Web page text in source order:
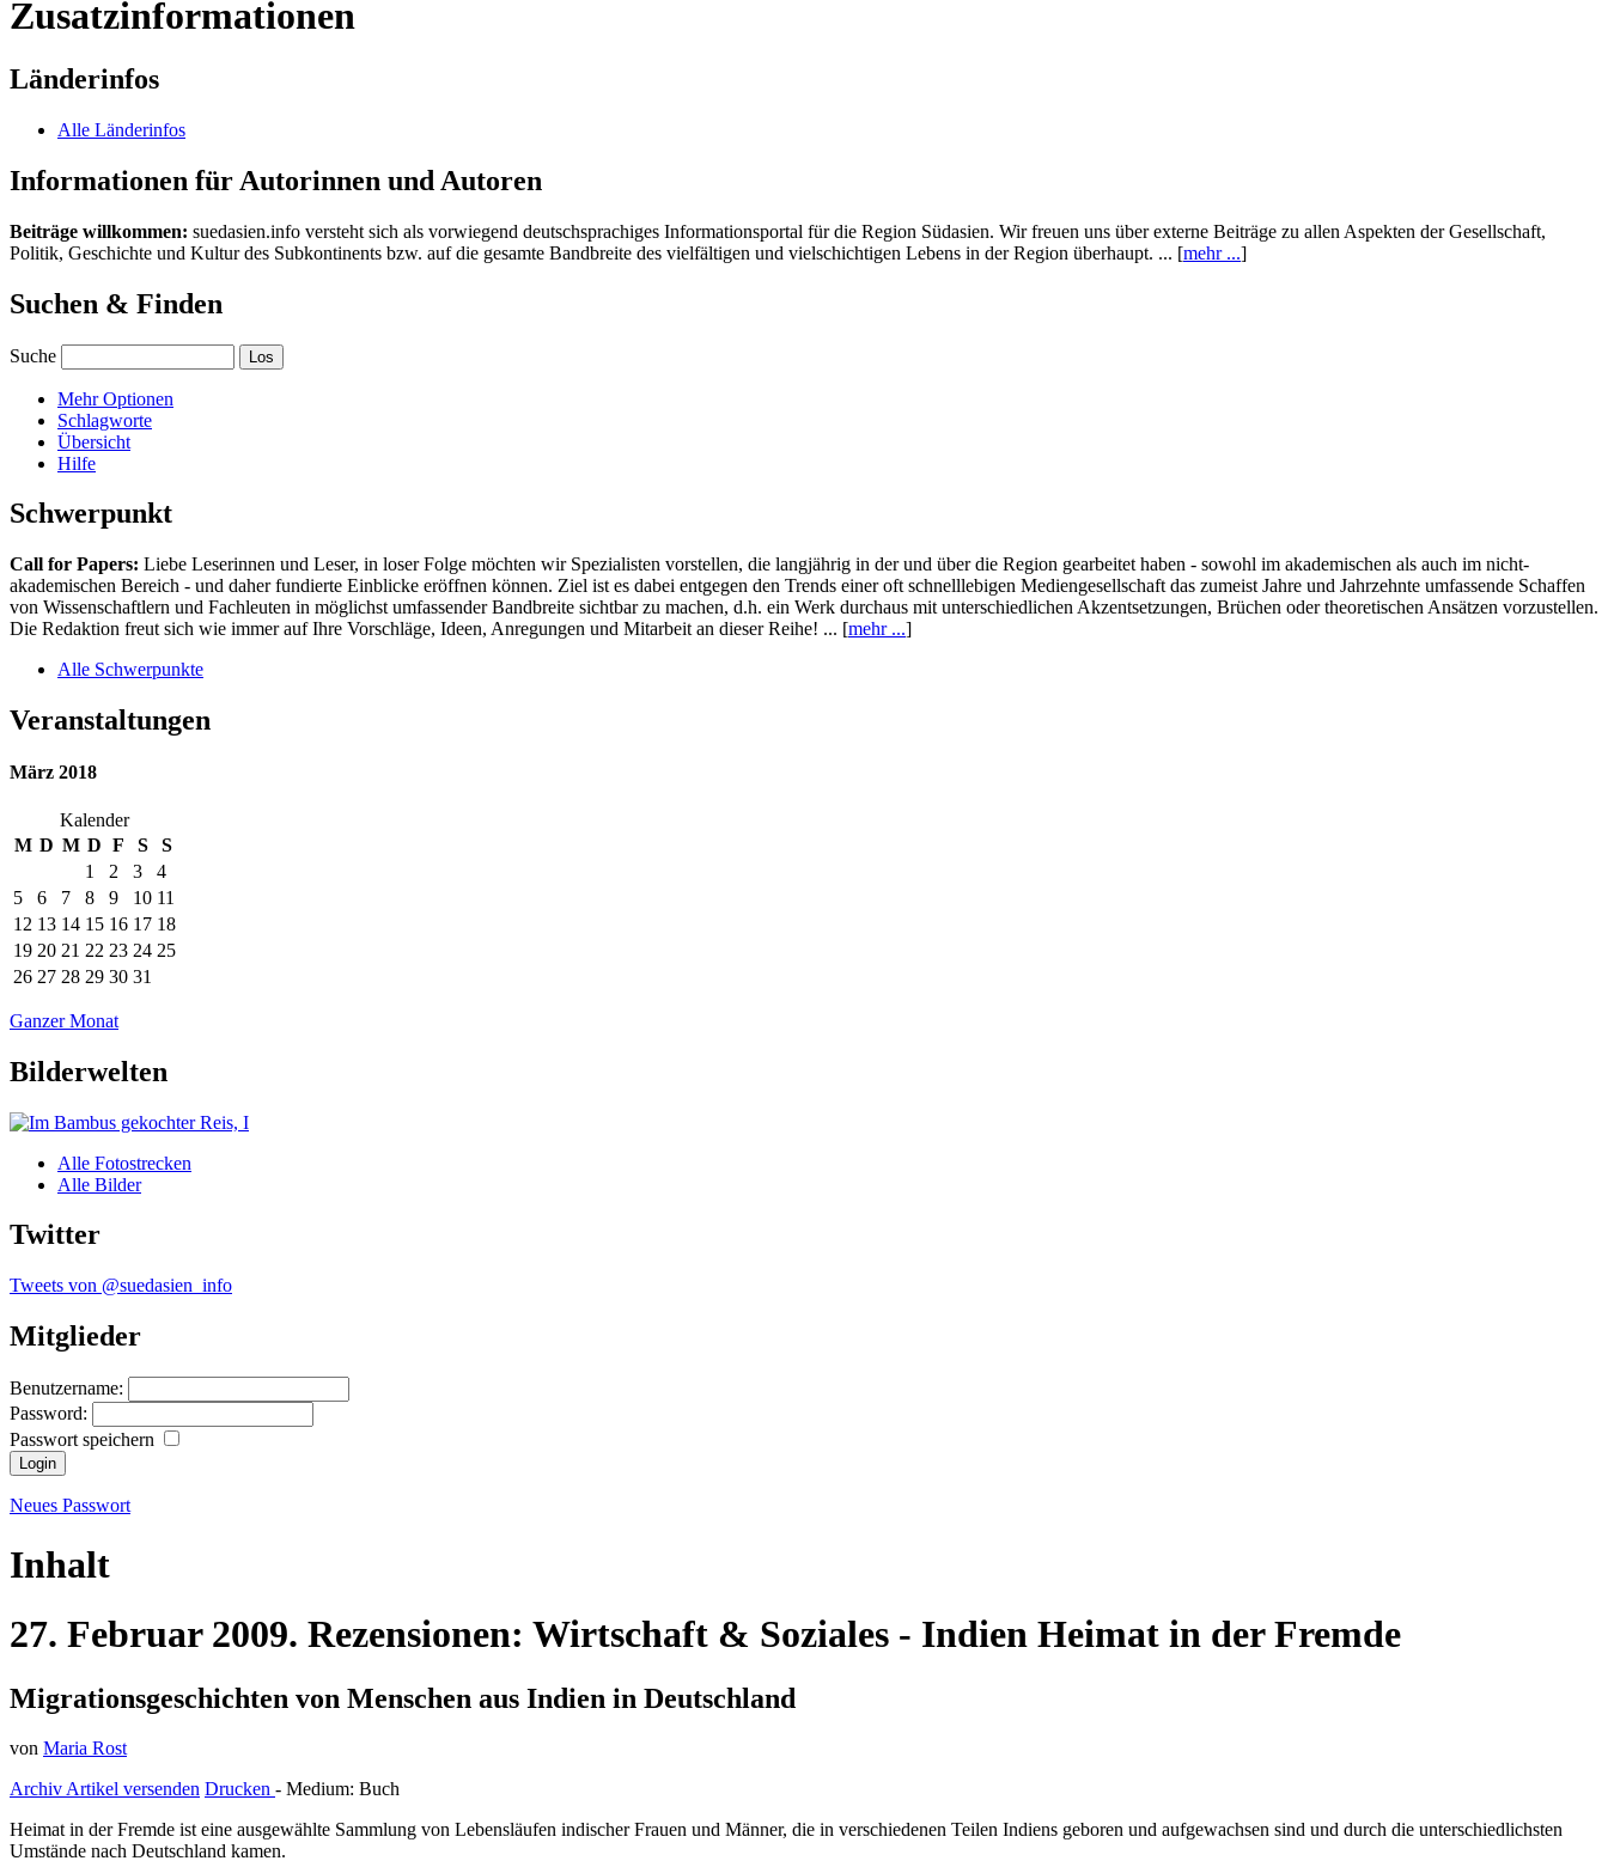
Zusatzinformationen
Länderinfos
Alle Länderinfos
Informationen für Autorinnen und Autoren
Beiträge willkommen: suedasien.info versteht sich als vorwiegend deutschsprachiges Informationsportal für die Region Südasien. Wir freuen uns über externe Beiträge zu allen Aspekten der Gesellschaft,
Politik, Geschichte und Kultur des Subkontinents bzw. auf die gesamte Bandbreite des vielfältigen und vielschichtigen Lebens in der Region überhaupt. ... [mehr ...]
Suchen & Finden
Suche
Mehr Optionen
Schlagworte
Übersicht
Hilfe
Schwerpunkt
Call for Papers: Liebe Leserinnen und Leser, in loser Folge möchten wir Spezialisten vorstellen, die langjährig in der und über die Region gearbeitet haben - sowohl im akademischen als auch im nicht-
akademischen Bereich - und daher fundierte Einblicke eröffnen können. Ziel ist es dabei entgegen den Trends einer oft schnelllebigen Mediengesellschaft das zumeist Jahre und Jahrzehnte umfassende Schaffen
von Wissenschaftlern und Fachleuten in möglichst umfassender Bandbreite sichtbar zu machen, d.h. ein Werk durchaus mit unterschiedlichen Akzentsetzungen, Brüchen oder theoretischen Ansätzen vorzustellen.
Die Redaktion freut sich wie immer auf Ihre Vorschläge, Ideen, Anregungen und Mitarbeit an dieser Reihe! ... [mehr ...]
Alle Schwerpunkte
Veranstaltungen
März 2018
Kalender
M D M D F S
S
1
2 3
4
5
6 7 8 9 10 11
12 13 14 15 16 17 18
19 20 21 22 23 24 25
26 27 28 29 30 31
Ganzer Monat
Bilderwelten
Alle Fotostrecken
Alle Bilder
Twitter
Tweets von @suedasien_info
Mitglieder
Benutzername:
Password:
Passwort speichern
Neues Passwort
Inhalt
27. Februar 2009. Rezensionen: Wirtschaft & Soziales - Indien Heimat in der Fremde
Migrationsgeschichten von Menschen aus Indien in Deutschland
von Maria Rost
ArchivArtikel versenden Drucken - Medium: Buch
Heimat in der Fremde ist eine ausgewählte Sammlung von Lebensläufen indischer Frauen und Männer, die in verschiedenen Teilen Indiens geboren und aufgewachsen sind und durch die unterschiedlichsten
Umstände nach Deutschland kamen.